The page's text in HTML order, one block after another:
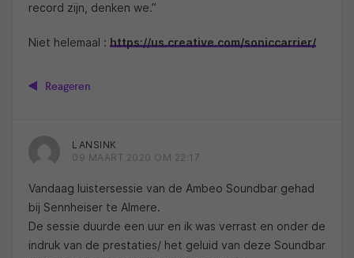
record zijn, denken we.”
Niet helemaal : https://us.creative.com/soniccarrier/
Reageren
LANSINK
09 MAART 2020 OM 22:17
Vandaag luistersessie van de Ambeo Soundbar gehad
bij Sennheiser te Almere.
De sessie duurde een uur en ik was verrast en onder de
indruk van de prestaties/ het geluid van deze Soundbar